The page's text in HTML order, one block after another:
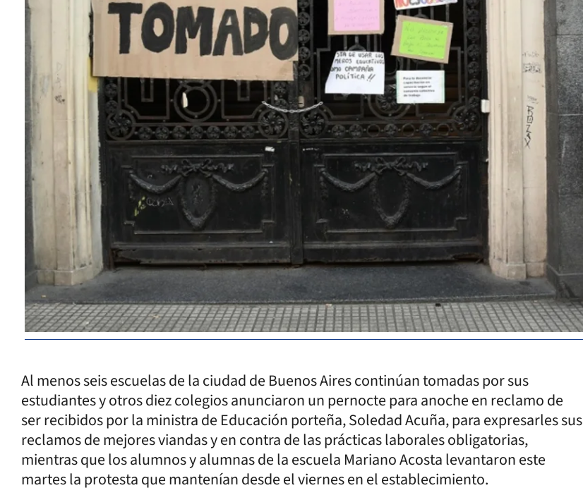
Al menos seis escuelas de la ciudad de Buenos Aires continúan tomadas por sus
estudiantes y otros diez colegios anunciaron un pernocte para anoche en reclamo de
ser recibidos por la ministra de Educación porteña, Soledad Acuña, para expresarles sus
reclamos de mejores viandas y en contra de las prácticas laborales obligatorias,
mientras que los alumnos y alumnas de la escuela Mariano Acosta levantaron este
martes la protesta que mantenían desde el viernes en el establecimiento.